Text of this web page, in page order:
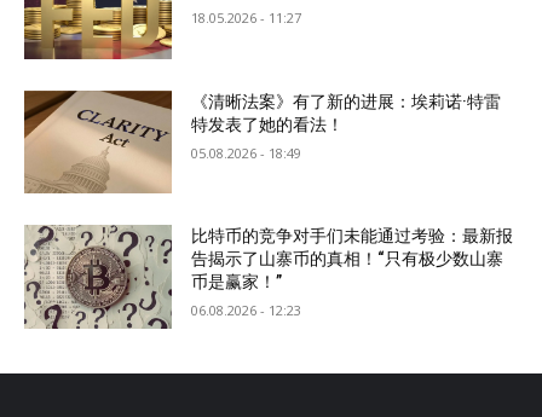
18.05.2026 - 11:27
《清晰法案》有了新的进展：埃莉诺·特雷
特发表了她的看法！
05.08.2026 - 18:49
比特币的竞争对手们未能通过考验：最新报
告揭示了山寨币的真相！“只有极少数山寨
币是赢家！”
06.08.2026 - 12:23